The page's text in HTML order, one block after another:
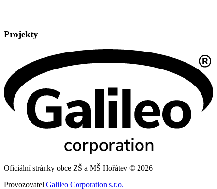
Projekty
Oficiální stránky obce ZŠ a MŠ Hořátev © 2026
Provozovatel Galileo Corporation s.r.o.